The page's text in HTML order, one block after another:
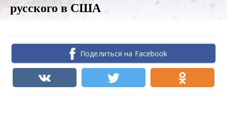
русского в США
Поделиться на Facebook